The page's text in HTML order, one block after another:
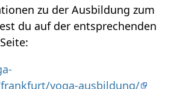
zu der Ausbildung zum
du auf der entsprechenden
yoga-ausbildung/